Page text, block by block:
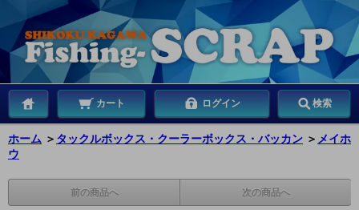
カート ログイン 検索
ホーム ＞ タックルボックス・クーラーボックス・バッカン ＞ メイホ
ウ
前の商品へ 次の商品へ